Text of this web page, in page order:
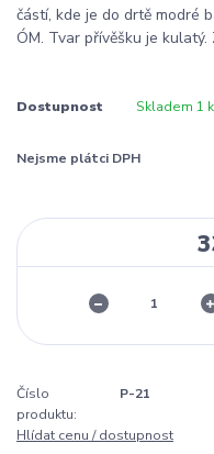
částí, kde je do drtě modré
ÓM. Tvar přívěšku je
Dostupnost Skladem 1
Nejsme plátci DPH
Číslo
produktu:
P-21
Hlídat cenu / dostupnost